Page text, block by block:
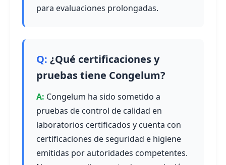
para evaluaciones prolongadas.
¿Qué certificaciones y
pruebas tiene Congelum?
Congelum ha sido sometido a
pruebas de control de calidad en
laboratorios certificados y cuenta con
certificaciones de seguridad e higiene
emitidas por autoridades competentes.